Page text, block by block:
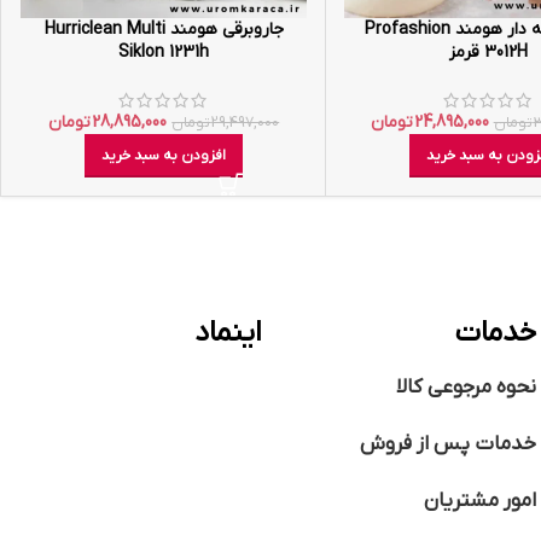
همزن کاسه دار هومند Profashion
3012H قرمز
تومان 24,895,000تومان
به سبد خرید
جاروبرقی هومند Hurriclean Multi
Siklon 1231h
29,497,000تومان 28,895,000تومان
افزودن به سبد خرید
خدمات
نحوه مرجوعی کالا
خدمات پس از فروش
امور مشتریان
اینماد